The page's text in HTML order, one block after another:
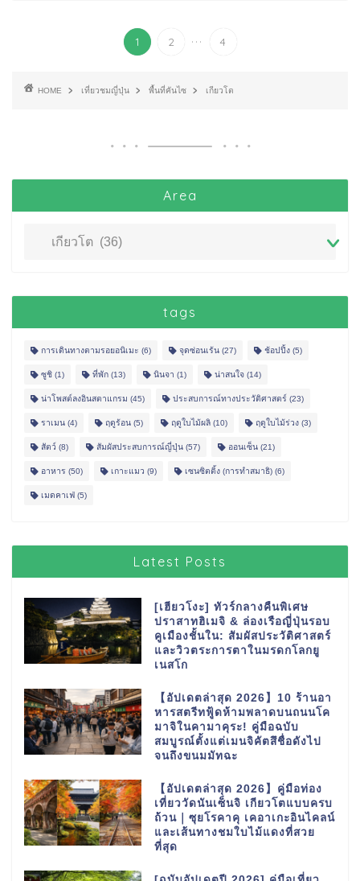
1 2 ... 4
HOME เที่ยวชมญี่ปุ่น พื้นที่คันไซ เกียวโต
Area
tags
การเดินทางตามรอยอนิเมะ (6) จุดซ่อนเร้น (27) ช้อปปิ้ง (5)
ซูชิ (1) ที่พัก (13) นินจา (1) น่าสนใจ (14)
น่าโพสต์ลงอินสตาแกรม (45) ประสบการณ์ทางประวัติศาสตร์ (23)
ราเมน (4) ฤดูร้อน (5) ฤดูใบไม้ผลิ (10) ฤดูใบไม้ร่วง (3)
สัตว์ (8) สัมผัสประสบการณ์ญี่ปุ่น (57) ออนเซ็น (21)
อาหาร (50) เกาะแมว (9) เซนซิตติ้ง (การทำสมาธิ) (6)
เมดคาเฟ่ (5)
Latest Posts
[เฮียวโงะ] ทัวร์กลางคืนพิเศษ
ปราสาทฮิเมจิ & ล่องเรือญี่ปุ่นรอบ
คูเมืองชั้นใน: สัมผัสประวัติศาสตร์
และวิวตระการตาในมรดกโลกยู
เนสโก
【อัปเดตล่าสุด 2026】10 ร้านอา
หารสตรีทฟู้ดห้ามพลาดบนถนนโค
มาจิในคามาคุระ! คู่มือฉบับ
สมบูรณ์ตั้งแต่เมนจิคัตสึชื่อดังไป
จนถึงขนมมัทฉะ
【อัปเดตล่าสุด 2026】คู่มือท่อง
เที่ยววัดนันเซ็นจิ เกียวโตแบบครบ
ถ้วน｜ซุยโรคาคุ เคอาเกะอินไคลน์
และเส้นทางชมใบไม้แดงที่สวย
ที่สุด